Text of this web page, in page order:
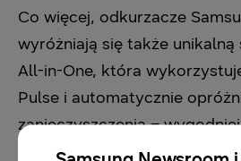
Co więcej, odkurzacze
wyróżniają się także
All-in-One, która
Pulse i automatycznie
zanieczyszczenia –
kontaktu z pyłem i kurzem.